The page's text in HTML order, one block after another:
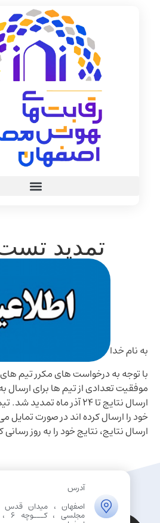
تمدید
به نام خدا
با توجه به درخواست های مکرر تیم
موفقیت تعدادی از تیم ها برای ارسال
ارسال نتایج تا 24 آذر ماه
خود را ارسال کرده اند در صورت تمایل
ارسال نتایج، نتایج خود را به روز رسانی
آدرس
اصفهان ، میدان قدس